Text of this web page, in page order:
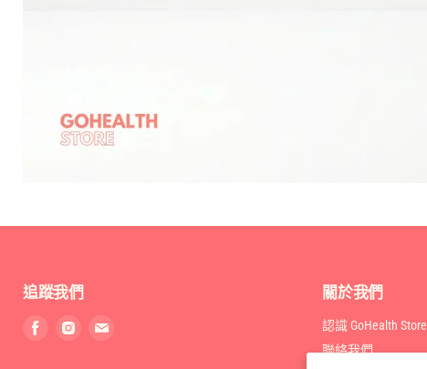
追蹤我們 關於我們
認識 GoHealth Store
聯絡我們